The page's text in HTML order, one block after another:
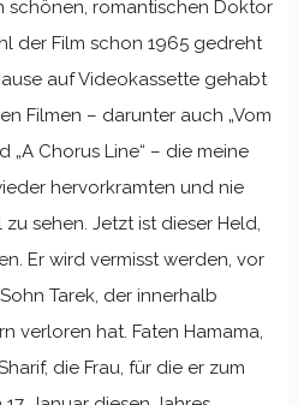
schönen, romantischen Doktor
der Film schon 1965 gedreht
auf Videokassette gehabt
Filmen – darunter auch „Vom
„A Chorus Line“ – die meine
hervorkramten und nie
sehen. Jetzt ist dieser Held,
Er wird vermisst werden, vor
Tarek, der innerhalb
verloren hat. Faten Hamama,
die Frau, für die er zum